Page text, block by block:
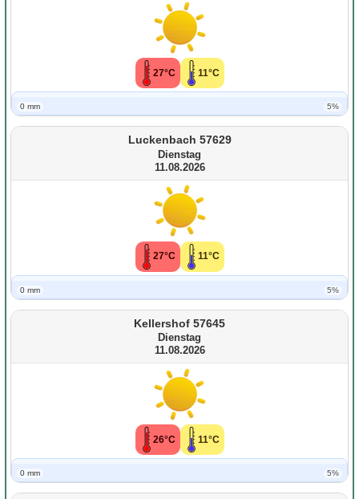
27°C 11°C
0 mm 5%
Luckenbach 57629
Dienstag
11.08.2026
27°C 11°C
0 mm 5%
Kellershof 57645
Dienstag
11.08.2026
26°C 11°C
0 mm 5%